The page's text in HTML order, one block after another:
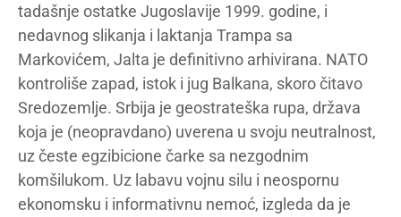
tadašnje ostatke Jugoslavije 1999. godine, i
nedavnog slikanja i laktanja Trampa sa
Markovićem, Jalta je definitivno arhivirana. NATO
kontroliše zapad, istok i jug Balkana, skoro čitavo
Sredozemlje. Srbija je geostrateška rupa, država
koja je (neopravdano) uverena u svoju neutralnost,
uz česte egzibicione čarke sa nezgodnim
komšilukom. Uz labavu vojnu silu i neospornu
ekonomsku i informativnu nemoć, izgleda da je